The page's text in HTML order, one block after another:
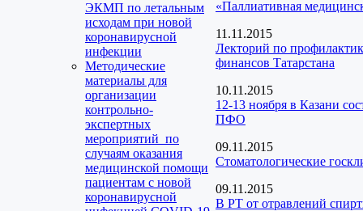
ЭКМП по летальным
исходам при новой
коронавирусной
инфекции
Методические
материалы для
организации
контрольно-
экспертных
мероприятий по
случаям оказания
медицинской помощи
пациентам с новой
коронавирусной
«Паллиативная
11.11.2015
Лекторий по
финансов Татарстана
10.11.2015
12-13 ноября в Казани
ПФО
09.11.2015
Стоматологические
09.11.2015
В РТ от отравлений